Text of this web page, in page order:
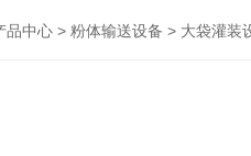
品中心 > 粉体输送设备 > 大袋灌装